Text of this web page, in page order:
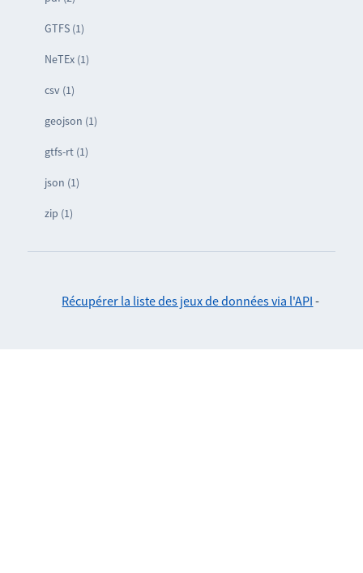
GTFS (1)
NeTEx (1)
csv (1)
geojson (1)
gtfs-rt (1)
json (1)
zip (1)
Récupérer la liste des jeux de données via l'API -